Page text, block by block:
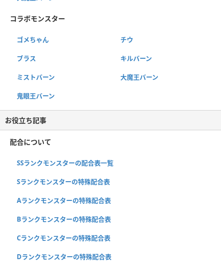
コラボモンスター
ゴメちゃん チウ
ブラス キルバーン
ミストバーン 大魔王バーン
鬼眼王バーン
お役立ち記事
配合について
SSランクモンスターの配合表一覧
Sランクモンスターの特殊配合表
Aランクモンスターの特殊配合表
Bランクモンスターの特殊配合表
Cランクモンスターの特殊配合表
Dランクモンスターの特殊配合表